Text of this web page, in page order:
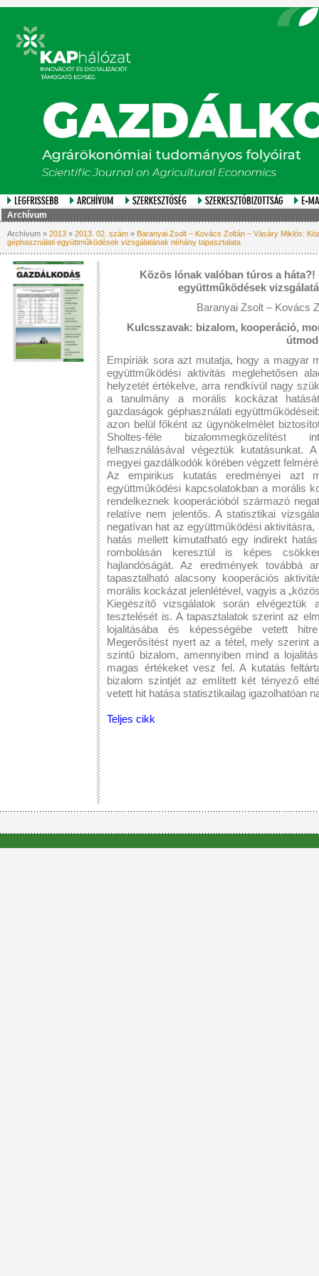
Archívum
Archívum » 2013 » 2013. 02. szám » Baranyai Zsolt – Kovács Zoltán – Vásáry Miklós:
géphasználati együttműködések vizsgálatának néhány tapasztalata
Közös lónak valóban túros a
együttműködések
Baranyai Zsolt – Kovács
Kulcsszavak: bizalom, kooperáció,
Empíriák sora azt mutatja, hogy a magyar
együttműködési aktivitás meglehetősen
helyzetét értékelve, arra rendkívül nagy
a tanulmány a morális kockázat
gazdaságok géphasználati
azon belül főként az ügynökelmélet
Sholtes-féle bizalommegközelítést
felhasználásával végeztük kutatásunkat.
megyei gazdálkodók körében végzett
Az empirikus kutatás eredményei azt
együttműködési kapcsolatokban a morális
rendelkeznek kooperációból származó
relatíve nem jelentős. A statisztikai
negatívan hat az együttműködési
hatás mellett kimutatható egy indirekt
rombolásán keresztül is képes
hajlandóságát. Az eredmények továbbá
tapasztalható alacsony kooperációs
morális kockázat jelenlétével, vagyis a
Kiegészítő vizsgálatok során elvégeztük
tesztelését is. A tapasztalatok szerint az
lojalitásába és képességébe vetett
Megerősítést nyert az a tétel, mely szerint
szintű bizalom, amennyiben mind a
magas értékeket vesz fel. A kutatás
bizalom szintjét az említett két tényező
vetett hit hatása statisztikailag igazolhatóan
Teljes cikk